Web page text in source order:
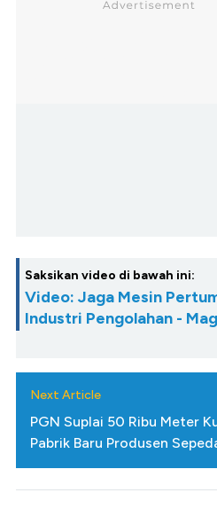
Saksikan video di bawah ini:
Video: Jaga Mesin
Industri Pengolahan -
Next Article
PGN Suplai 50 Ribu Meter
Pabrik Baru Produsen